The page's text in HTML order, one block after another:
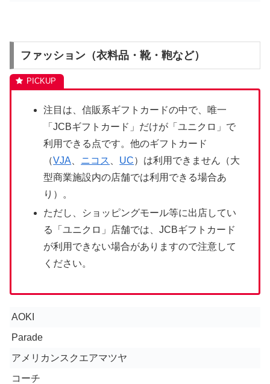
ファッション（衣料品・靴・鞄など）
注目は、信販系ギフトカードの中で、唯一
「JCBギフトカード」だけが「ユニクロ」で
利用できる点です。他のギフトカード
（VJA ニコス UC）は利用できません（大
型商業施設内の店舗では利用できる場合あ
り）。
ただし、ショッピングモール等に出店してい
る「ユニクロ」店舗では、JCBギフトカード
が利用できない場合がありますので注意して
ください。
AOKI
Parade
アメリカンスクエアマツヤ
コーチ